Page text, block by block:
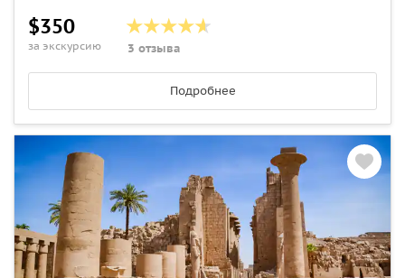
$350
за экскурсию 3 отзыва
Подробнее